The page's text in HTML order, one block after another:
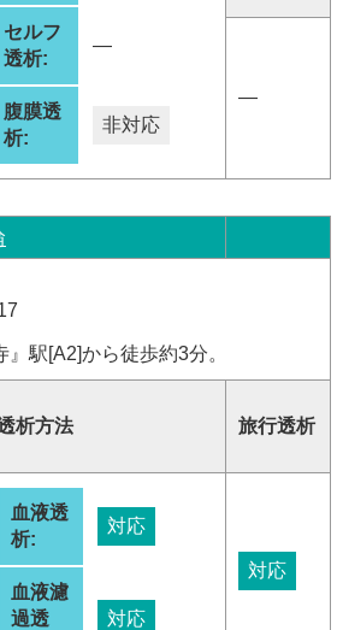
セルフ
透析:
―
腹膜透
析:
非対応
―
駅[A2]から徒歩約3分。
析方法 旅行透析
血液透
析:
対応
血液濾
過透
対応
対応